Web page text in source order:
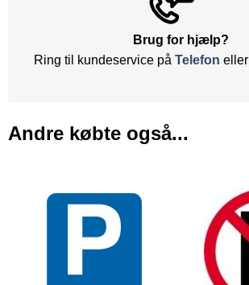
Brug for hjælp?
Ring til kundeservice på Telefon
Andre købte også...